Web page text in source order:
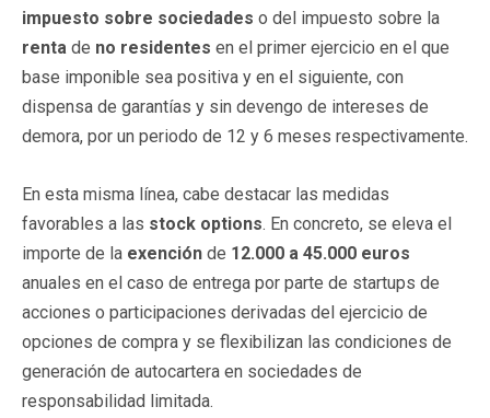
impuesto sobre sociedades o del impuesto sobre la
renta de no residentes en el primer ejercicio en el que
base imponible sea positiva y en el siguiente, con
dispensa de garantías y sin devengo de intereses de
demora, por un periodo de 12 y 6 meses respectivamente.
En esta misma línea, cabe destacar las medidas
favorables a las stock options. En concreto, se eleva el
importe de la exención de 12.000 a 45.000 euros
anuales en el caso de entrega por parte de startups de
acciones o participaciones derivadas del ejercicio de
opciones de compra y se flexibilizan las condiciones de
generación de autocartera en sociedades de
responsabilidad limitada.